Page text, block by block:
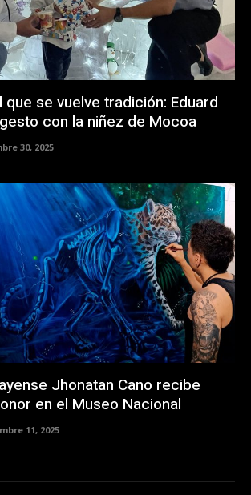
que se vuelve tradición: Eduard
con la niñez de Mocoa
30, 2025
Jhonatan Cano recibe
en el Museo Nacional
11, 2025